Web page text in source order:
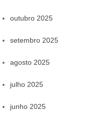
outubro 2025
setembro 2025
agosto 2025
julho 2025
junho 2025